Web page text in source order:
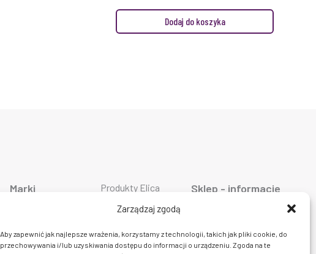
Zarządzaj zgodą
Aby zapewnić jak najlepsze wrażenia, korzystamy z technologii, takich jak pliki cookie, do
przechowywania i/lub uzyskiwania dostępu do informacji o urządzeniu. Zgoda na te
Dodaj do koszyka
Marki
Produkty Bora
Produkty Ciarko
Produkty Elica
Produkty Geggenau
Produkty Liebherr
Produkty Smeg
Produkty Wolf
Sklep - informacje
Prawo do zwrotu
Polityka prywatności